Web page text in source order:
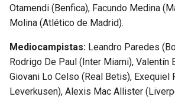
Otamendi (Benfica), Facundo Medina
Molina (Atlético de Madrid).
Mediocampistas: Leandro Paredes
Rodrigo De Paul (Inter Miami), Valentín
Giovani Lo Celso (Real Betis), Exequiel
Leverkusen), Alexis Mac Allister